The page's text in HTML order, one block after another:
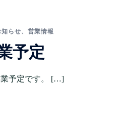
知らせ、 営業情報
予定
業予定です。 […]